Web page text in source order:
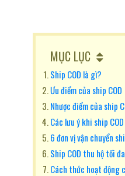
MỤC LỤC
Ship COD là gì?
Ưu điểm của ship COD
Nhược điểm của ship
Các lưu ý khi ship COD
6 đơn vị vận chuyển
Ship COD thu hộ tối
Cách thức hoạt động